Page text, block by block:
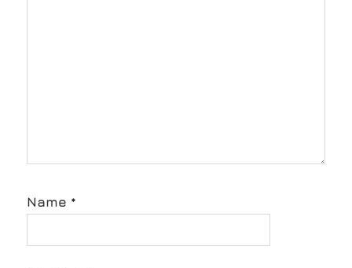
Name *